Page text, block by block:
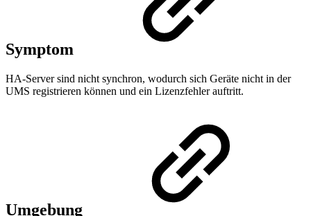
Symptom
HA-Server sind nicht synchron, wodurch sich Geräte nicht in der
UMS registrieren können und ein Lizenzfehler auftritt.
Umgebung